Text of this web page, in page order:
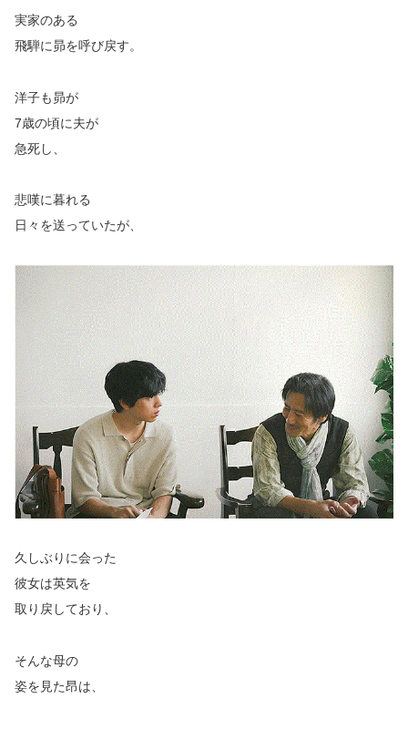
実家のある
飛騨に昴を呼び戻す。
洋子も昴が
7歳の頃に夫が
急死し、
悲嘆に暮れる
日々を送っていたが、
久しぶりに会った
彼女は英気を
取り戻しており、
そんな母の
姿を見た昂は、